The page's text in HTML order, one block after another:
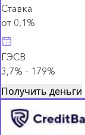
Ставка
от 0,1%
ГЭСВ
3,7% – 179%
Получить деньги